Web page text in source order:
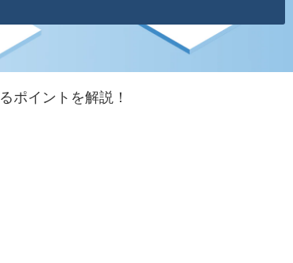
ポイントを解説！